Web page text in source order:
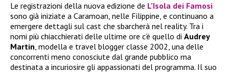
Le registrazioni della nuova edizione de L’Isola dei Famosi
sono già iniziate a Caramoan, nelle Filippine, e continuano a
emergere dettagli sul cast che sbarcherà nel reality. Tra i
nomi più chiacchierati delle ultime ore c’è quello di Audrey
Martin, modella e travel blogger classe 2002, una delle
concorrenti meno conosciute dal grande pubblico ma
destinata a incuriosire gli appassionati del programma. Il suo